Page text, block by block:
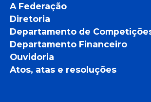
A Federação
Diretoria
Departamento de
Departamento Financeiro
Ouvidoria
Atos, atas e resoluções